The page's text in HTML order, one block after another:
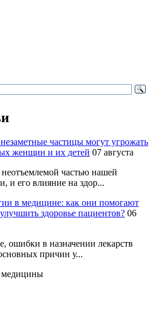
частицы могут угрожать
женщин и их детей 07 августа
частью нашей
и его влияние на здор...
в медицине: как они помогают
здоровье пациентов? 06
ошибки в назначении лекарств
причин у...
медицины